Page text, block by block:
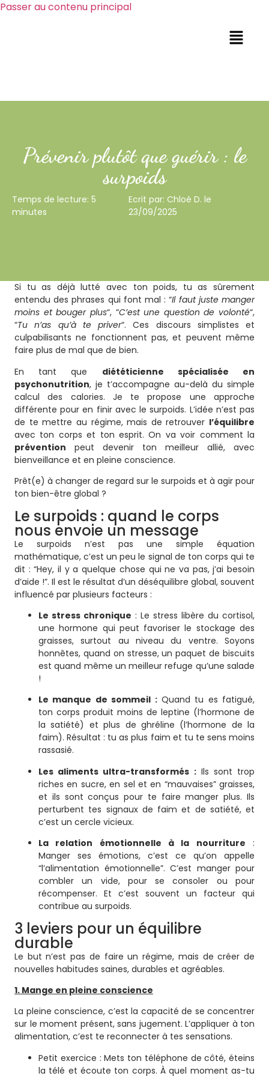
Passer au contenu principal
Prévenir plutôt que guérir : le
surpoids
Temps de lecture: 5
minutes
Ecrit par: Chloé D. le
23/09/2025
Si tu as déjà lutté avec ton poids, tu as sûrement
entendu des phrases qui font mal : “Il faut juste manger
moins et bouger plus“, “C’est une question de volonté“,
“Tu n’as qu’à te priver“. Ces discours simplistes et
culpabilisants ne fonctionnent pas, et peuvent même
faire plus de mal que de bien.
En tant que diététicienne spécialisée en
psychonutrition, je t’accompagne au-delà du simple
calcul des calories. Je te propose une approche
différente pour en finir avec le surpoids. L’idée n’est pas
de te mettre au régime, mais de retrouver l’équilibre
avec ton corps et ton esprit. On va voir comment la
prévention peut devenir ton meilleur allié, avec
bienveillance et en pleine conscience.
Prêt(e) à changer de regard sur le surpoids et à agir pour
ton bien-être global ?
Le surpoids : quand le corps
nous envoie un message
Le surpoids n’est pas une simple équation
mathématique, c’est un peu le signal de ton corps qui te
dit : “Hey, il y a quelque chose qui ne va pas, j’ai besoin
d’aide !”. Il est le résultat d’un déséquilibre global, souvent
influencé par plusieurs facteurs :
Le stress chronique : Le stress libère du cortisol,
une hormone qui peut favoriser le stockage des
graisses, surtout au niveau du ventre. Soyons
honnêtes, quand on stresse, un paquet de biscuits
est quand même un meilleur refuge qu’une salade
!
Le manque de sommeil :Quand tu es fatigué,
ton corps produit moins de leptine (l’hormone de
la satiété) et plus de ghréline (l’hormone de la
faim). Résultat : tu as plus faim et tu te sens moins
rassasié.
Les aliments ultra-transformés :Ils sont trop
riches en sucre, en sel et en “mauvaises” graisses,
et ils sont conçus pour te faire manger plus. Ils
perturbent tes signaux de faim et de satiété, et
c’est un cercle vicieux.
La relation émotionnelle à la nourriture :
Manger ses émotions, c’est ce qu’on appelle
“l’alimentation émotionnelle”. C’est manger pour
combler un vide, pour se consoler ou pour
récompenser. Et c’est souvent un facteur qui
contribue au surpoids.
3 leviers pour un équilibre
durable
Le but n’est pas de faire un régime, mais de créer de
nouvelles habitudes saines, durables et agréables.
1. Mange en pleine conscience
La pleine conscience, c’est la capacité de se concentrer
sur le moment présent, sans jugement. L’appliquer à ton
alimentation, c’est te reconnecter à tes sensations.
Petit exercice : Mets ton téléphone de côté, éteins
la télé et écoute ton corps. À quel moment as-tu